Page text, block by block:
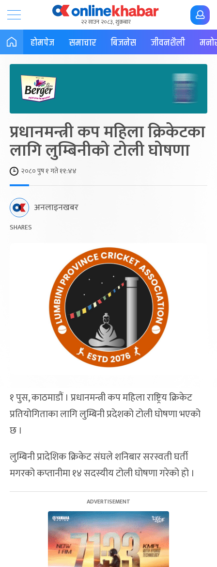
२२ साउन २०८३, शुक्रबार
होमपेज समाचार बिजनेस जीवनशैली
प्रधानमन्त्री कप महिला क्रिकेटका
लागि लुम्बिनीको टोली घोषणा
२०८० पुष १ गते ११:४४
अनलाइनखबर
SHARES
१ पुस, काठमाडौं । प्रधानमन्त्री कप महिला राष्ट्रिय क्रिकेट
प्रतियोगिताका लागि लुम्बिनी प्रदेशको टोली घोषणा भएको
छ ।
लुम्बिनी प्रादेशिक क्रिकेट संघले शनिबार सरस्वती घर्ती
मगरको कप्तानीमा १४ सदस्यीय टोली घोषणा गरेको हो ।